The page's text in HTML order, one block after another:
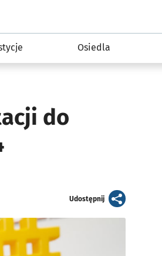
Osiedla
do
Udostępnijartykuł